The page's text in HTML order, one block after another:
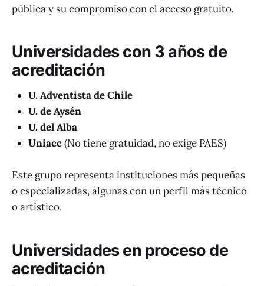
pública y su compromiso con el acceso gratuito.
Universidades con 3 años de
acreditación
U. Adventista de Chile
U. de Aysén
U. del Alba
Uniacc(No tiene gratuidad, no exige PAES)
Este grupo representa instituciones más pequeñas
o especializadas, algunas con un perfil más técnico
o artístico.
Universidades en proceso de
acreditación